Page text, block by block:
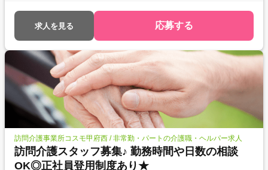
求人を見る 応募する
訪問介護事業所コスモ甲府西 / 非常勤・パートの介護職・ヘルパー求人
訪問介護スタッフ募集♪ 勤務時間や日数の相談
OK◎正社員登用制度あり★